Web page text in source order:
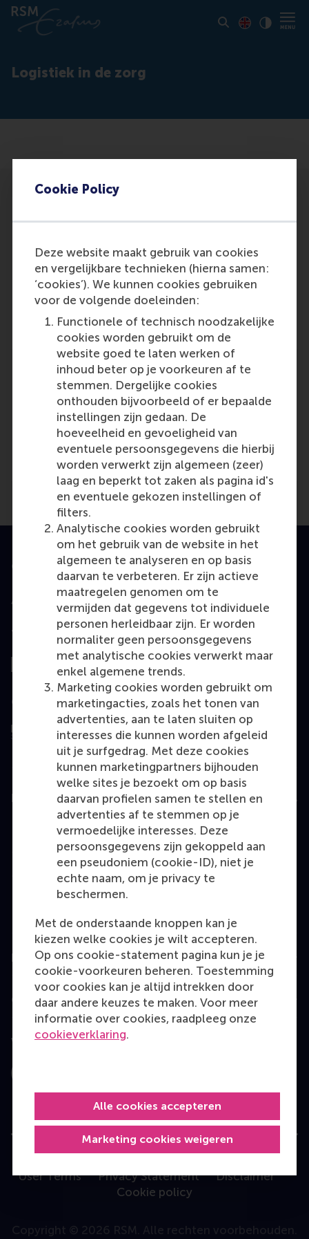
Cookie Policy
Deze website maakt gebruik van cookies
en vergelijkbare technieken (hierna samen:
‘cookies’). We kunnen cookies gebruiken
voor de volgende doeleinden:
Functionele of technisch noodzakelijke
cookies worden gebruikt om de
website goed te laten werken of
inhoud beter op je voorkeuren af te
stemmen. Dergelijke cookies
onthouden bijvoorbeeld of er bepaalde
instellingen zijn gedaan. De
hoeveelheid en gevoeligheid van
eventuele persoonsgegevens die hierbij
worden verwerkt zijn algemeen (zeer)
laag en beperkt tot zaken als pagina id's
en eventuele gekozen instellingen of
filters.
Analytische cookies worden gebruikt
om het gebruik van de website in het
algemeen te analyseren en op basis
daarvan te verbeteren. Er zijn actieve
maatregelen genomen om te
vermijden dat gegevens tot individuele
personen herleidbaar zijn. Er worden
normaliter geen persoonsgegevens
met analytische cookies verwerkt maar
enkel algemene trends.
Marketing cookies worden gebruikt om
marketingacties, zoals het tonen van
advertenties, aan te laten sluiten op
interesses die kunnen worden afgeleid
uit je surfgedrag. Met deze cookies
kunnen marketingpartners bijhouden
welke sites je bezoekt om op basis
daarvan profielen samen te stellen en
advertenties af te stemmen op je
vermoedelijke interesses. Deze
persoonsgegevens zijn gekoppeld aan
een pseudoniem (cookie-ID), niet je
echte naam, om je privacy te
beschermen.
Met de onderstaande knoppen kan je
kiezen welke cookies je wilt accepteren.
Op ons cookie-statement pagina kun je je
cookie-voorkeuren beheren. Toestemming
voor cookies kan je altijd intrekken door
daar andere keuzes te maken. Voor meer
informatie over cookies, raadpleeg onze
cookieverklaring.
Marketing cookies weigeren
Alle cookies accepteren
Logistiek in de zorg
Participants
Flederus, M.; Tielemans, P.
Role: General
Reference type: Journalist
Media Outlets
SCM Supply Chain Magazine(Unknown)
Geaccrediteerd door
Top gerangschikt
Geëvalueerd door
Education
Bachelor
Executive Education
Programme finder
Information for
Contact
Volg ons
User Terms Privacy Statement
Disclaimer
Cookie policy